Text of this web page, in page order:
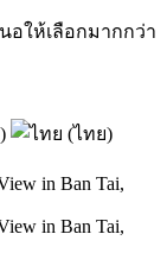
อให้เลือกมากกว่า